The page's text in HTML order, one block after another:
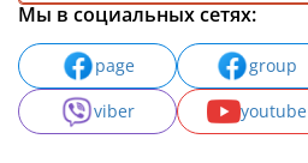
Мы в социальных сетях:
page group
viber
youtube